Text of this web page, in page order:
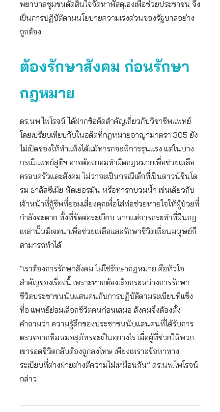
พยาบาลชุมชนตัดสินใจจัดหาพัสดุเองเพื่อช่วยประชาชน จึง
เป็นการปฏิบัติตามนโยบายความเร่งด่วนของรัฐบาลอย่าง
ถูกต้อง
ต้องรักษาสังคม ก่อนรักษา
กฎหมาย
ดร.นพ.ไพโรจน์ ได้ฝากข้อคิดสำคัญเกี่ยวกับวิชาชีพแพทย์
โดยเปรียบเทียบกับในอดีตที่กฎหมายอาญามาตรา 305 ยัง
ไม่เปิดช่องให้ทำแท้งได้แม้ทารกจะพิการรุนแรง แต่ในบาง
กรณีแพทย์สูติฯ อาจต้องยอมทำผิดกฎหมายเพื่อช่วยเหลือ
ครอบครัวและสังคม ไม่ว่าจะเป็นกรณีเด็กที่เป็นดาวน์ซินโด
รม ธาลัสซีเมีย หัดเยอรมัน หรือทารกบวมน้ำ เช่นเดียวกับ
เจ้าหน้าที่กู้ชีพที่ยอมเสี่ยงคุกเพื่อใส่ท่อช่วยหายใจให้ผู้ป่วยที่
กำลังจะตาย ทั้งที่ขัดต่อระเบียบ หากแต่การกระทำที่ฝืนกฎ
เหล่านั้นมีเจตนาเพื่อช่วยเหลือและรักษาชีวิตเพื่อนมนุษย์ก็
สามารถทำได้
“เราต้องการรักษาสังคม ไม่ใช่รักษากฎหมาย คือหัวใจ
สำคัญของเรื่องนี้ เพราะหากต้องเลือกระหว่างการรักษา
ชีวิตประชาชนนับแสนคนกับการปฏิบัติตามระเบียบที่แข็ง
ทื่อ แพทย์ย่อมเลือกชีวิตคนก่อนเสมอ สังคมจึงต้องตั้ง
คำถามว่า ความรู้สึกของประชาชนนับแสนคนที่ได้รับการ
ตรวจจากทีมหมอสุภัทรจะเป็นอย่างไร เมื่อผู้ที่ช่วยให้พวก
เขารอดชีวิตกลับต้องถูกลงโทษ เพียงเพราะข้อหาทาง
ระเบียบที่ต่างฝ่ายต่างตีความไม่เหมือนกัน” ดร.นพ.ไพโรจน์
กล่าว